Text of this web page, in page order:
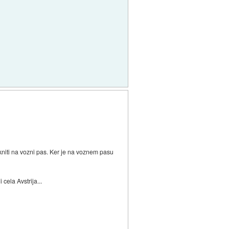
na vozni pas. Ker je na voznem pasu
cela Avstrija...